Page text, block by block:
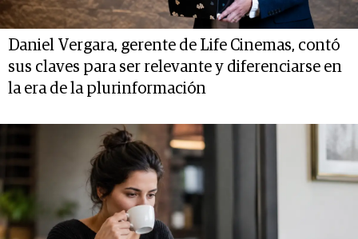
Daniel Vergara, gerente de Life Cinemas, contó
sus claves para ser relevante y diferenciarse en
la era de la plurinformación